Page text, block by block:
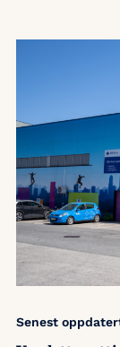
Senest